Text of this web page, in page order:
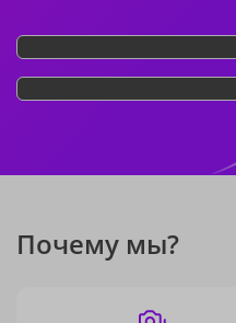
Почему мы?